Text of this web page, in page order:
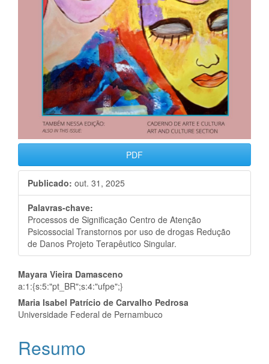
PDF
Publicado: out. 31, 2025
Palavras-chave:
Processos de Significação Centro de Atenção
Psicossocial Transtornos por uso de drogas Redução
de Danos Projeto Terapêutico Singular.
Conteúdo
do
artigo
principal
Mayara Vieira Damasceno
a:1:{s:5:"pt_BR";s:4:"ufpe";}
Maria Isabel Patrício de Carvalho Pedrosa
Universidade Federal de Pernambuco
Resumo